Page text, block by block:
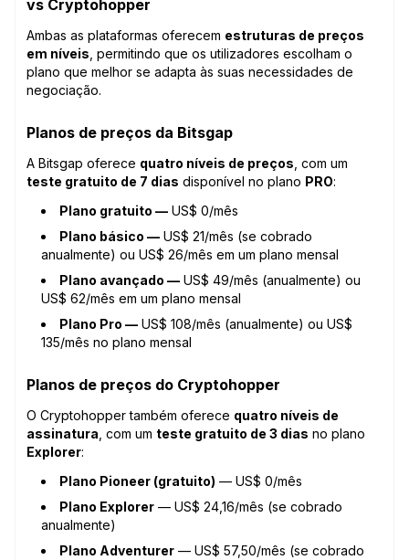
vs Cryptohopper
Ambas as plataformas oferecem estruturas de preços
em níveis , permitindo que os utilizadores escolham o
plano que melhor se adapta às suas necessidades de
negociação.
Planos de preços da Bitsgap
A Bitsgap oferece quatro níveis de preços , com um
teste gratuito de 7 dias disponível no plano PRO:
Plano gratuito — US$ 0/mês
Plano básico — US$ 21/mês (se cobrado
anualmente) ou US$ 26/mês em um plano mensal
Plano avançado — US$ 49/mês (anualmente) ou
US$ 62/mês em um plano mensal
Plano Pro — US$ 108/mês (anualmente) ou US$
135/mês no plano mensal
Planos de preços do Cryptohopper
O Cryptohopper também oferece quatro níveis de
assinatura , com um teste gratuito de 3 dias no plano
Explorer:
Plano Pioneer (gratuito) — US$ 0/mês
Plano Explorer — US$ 24,16/mês (se cobrado
anualmente)
Plano Adventurer — US$ 57,50/mês (se cobrado